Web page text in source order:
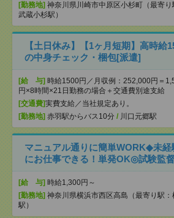
[勤務地] 神奈川県川崎市中原区小杉町（最寄り
武蔵小杉駅）
【土日休み】【1ヶ月短期】高時給
の中身チェック・梱包[派遣]
[給 与] 時給1500円／月収例：252,000円＝
円×8時間×21日勤務の場合＋交通費別途支給
[交通費]実費支給／当社規定あり。
[勤務地] 赤羽駅からバス10分 / 川口元郷駅
マニュアル通りに簡単WORK◆未経
にお仕事できる！単発OK◎試験監
[給 与] 時給1,300円～
[勤務地] 神奈川県横浜市西区高島（最寄り駅：
駅）